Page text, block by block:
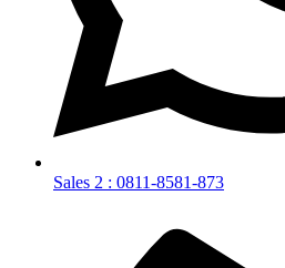
Sales 2 : 0811-8581-873